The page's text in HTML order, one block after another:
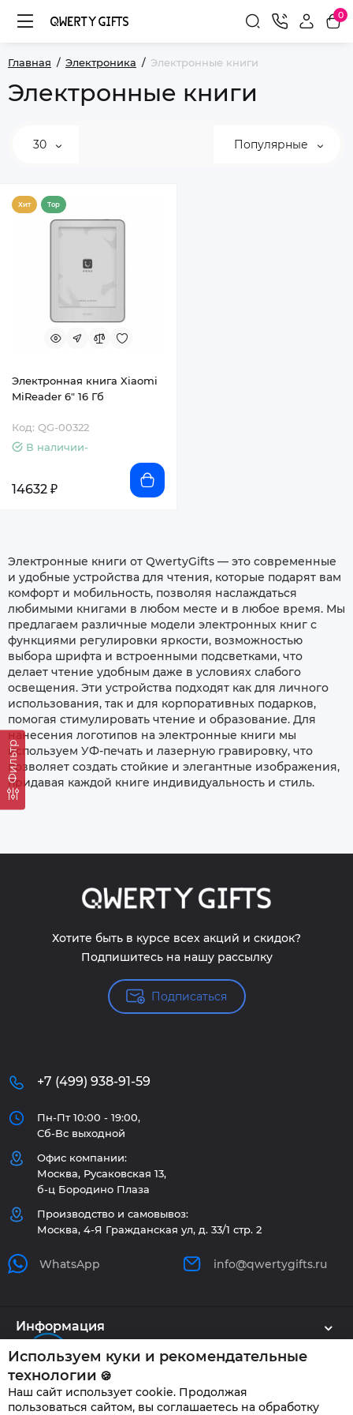
0
Главная Электроника Электронные книги
Электронные книги
Фильтр
30 Популярные
Хит Top
Электронная книга Xiaomi
MiReader 6" 16 Гб
Код: QG-00322
В наличии-
14632 ₽
Электронные книги от QwertyGifts — это современные
и удобные устройства для чтения, которые подарят вам
комфорт и мобильность, позволяя наслаждаться
любимыми книгами в любом месте и в любое время. Мы
предлагаем различные модели электронных книг с
функциями регулировки яркости, возможностью
выбора шрифта и встроенными подсветками, что
делает чтение удобным даже в условиях слабого
освещения. Эти устройства подходят как для личного
использования, так и для корпоративных подарков,
помогая стимулировать чтение и образование. Для
нанесения логотипов на электронные книги мы
используем УФ-печать и лазерную гравировку, что
позволяет создать стойкие и элегантные изображения,
придавая каждой книге индивидуальность и стиль.
Хотите быть в курсе всех акций и скидок?
Подпишитесь на нашу рассылку
Подписаться
+7 (499) 938-91-59
Пн-Пт 10:00 - 19:00,
Сб-Вс выходной
Офис компании:
Москва, Русаковская 13,
б-ц Бородино Плаза
Производство и самовывоз:
Москва, 4-Я Гражданская ул, д. 33/1 стр. 2
WhatsApp info@qwertygifts.ru
Информация
Каталог
Клиенту
Используем куки и рекомендательные
технологии 🍪
Наш сайт использует cookie. Продолжая
пользоваться сайтом, вы соглашаетесь на обработку